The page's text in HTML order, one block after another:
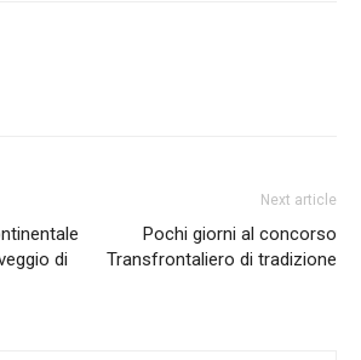
di
Next article
Pochi giorni al concorso
Transfrontaliero di tradizione